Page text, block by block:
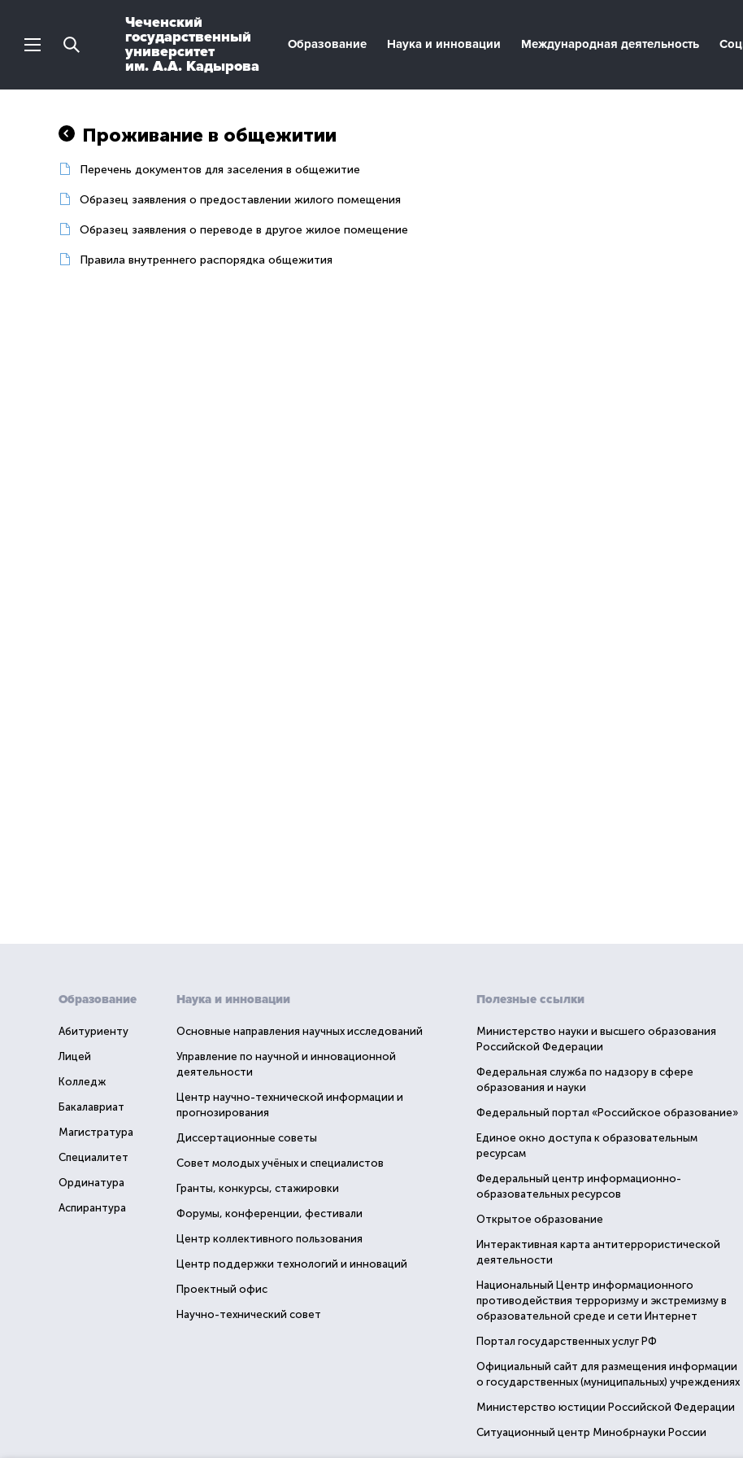
Чеченский
государственный
университет
им. А.А. Кадырова
Образование Наука и инновации Международная деятельность
Проживание в общежитии
Перечень документов для заселения в общежитие
Образец заявления о предоставлении жилого помещения
Образец заявления о переводе в другое жилое помещение
Правила внутреннего распорядка общежития
Образование
Абитуриенту
Лицей
Колледж
Бакалавриат
Магистратура
Специалитет
Ординатура
Аспирантура
Наука и инновации
Основные направления научных исследований
Управление по научной и инновационной
деятельности
Центр научно-технической информации и
прогнозирования
Диссертационные советы
Совет молодых учёных и специалистов
Гранты, конкурсы, стажировки
Форумы, конференции, фестивали
Центр коллективного пользования
Центр поддержки технологий и инноваций
Проектный офис
Научно-технический совет
Полезные ссылки
Министерство науки и высшего образования
Российской Федерации
Федеральная служба по надзору в сфере
образования и науки
Федеральный портал «Российское образование»
Единое окно доступа к образовательным
ресурсам
Федеральный центр информационно-
образовательных ресурсов
Открытое образование
Интерактивная карта антитеррористической
деятельности
Национальный Центр информационного
противодействия терроризму и экстремизму в
образовательной среде и сети Интернет
Портал государственных услуг РФ
Официальный сайт для размещения информации
о государственных (муниципальных) учреждениях
Министерство юстиции Российской Федерации
Ситуационный центр Минобрнауки России